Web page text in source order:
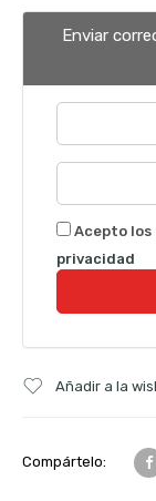
Enviar
Acepto los
privacidad
Añadir a la
Compártelo: